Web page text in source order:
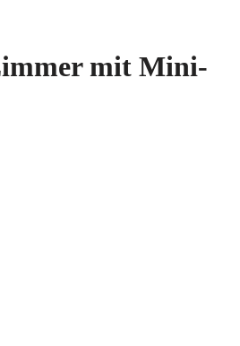
mit Mini-